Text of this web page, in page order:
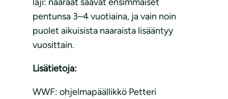
laji: naaraat saavat ensimmäiset
pentunsa 3–4 vuotiaina, ja vain noin
puolet aikuisista naaraista lisääntyy
vuosittain.
Lisätietoja:
WWF: ohjelmapäällikkö Petteri